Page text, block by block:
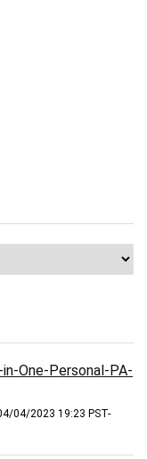
One-Personal-PA-
04/2023 19:23 PST-